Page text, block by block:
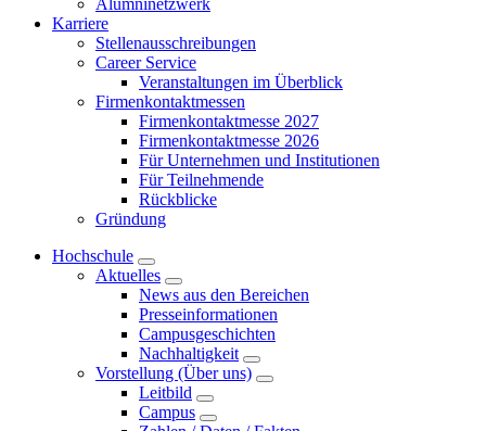
Alumninetzwerk
Karriere
Stellenausschreibungen
Career Service
Veranstaltungen im Überblick
Firmenkontaktmessen
Firmenkontaktmesse 2027
Firmenkontaktmesse 2026
Für Unternehmen und Institutionen
Für Teilnehmende
Rückblicke
Gründung
Hochschule
Aktuelles
News aus den Bereichen
Presseinformationen
Campusgeschichten
Nachhaltigkeit
Vorstellung (Über uns)
Leitbild
Campus